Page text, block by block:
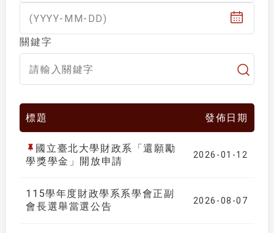
(YYYY-MM-DD)
關鍵字
標題 發佈日期
國立臺北大學財政系「還願勵
學獎學金」開放申請
2026-01-12
115學年度財政學系系學會正副
會長選舉當選公告
2026-08-07